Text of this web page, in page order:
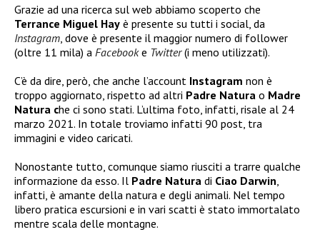
Grazie ad una ricerca sul web abbiamo scoperto che
Terrance Miguel Hay è presente su tutti i social, da
Instagram, dove è presente il maggior numero di follower
(oltre 11 mila) a Facebooke Twitter(i meno utilizzati).
C’è da dire, però, che anche l’account Instagram non è
troppo aggiornato, rispetto ad altri Padre Natura o Madre
Natura che ci sono stati. L’ultima foto, infatti, risale al 24
marzo 2021. In totale troviamo infatti 90 post, tra
immagini e video caricati.
Nonostante tutto, comunque siamo riusciti a trarre qualche
informazione da esso. Il Padre Natura di Ciao Darwin,
infatti, è amante della natura e degli animali. Nel tempo
libero pratica escursioni e in vari scatti è stato immortalato
mentre scala delle montagne.